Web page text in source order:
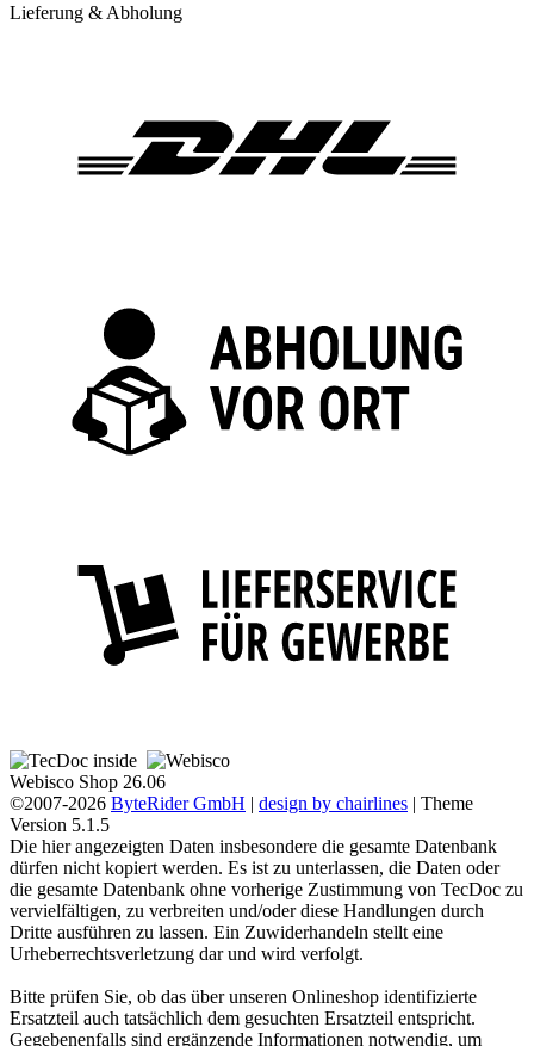
Lieferung & Abholung
Webisco Shop 26.06
©2007-2026 ByteRider GmbH | design by chairlines | Theme
Version 5.1.5
Die hier angezeigten Daten insbesondere die gesamte Datenbank
dürfen nicht kopiert werden. Es ist zu unterlassen, die Daten oder
die gesamte Datenbank ohne vorherige Zustimmung von TecDoc zu
vervielfältigen, zu verbreiten und/oder diese Handlungen durch
Dritte ausführen zu lassen. Ein Zuwiderhandeln stellt eine
Urheberrechtsverletzung dar und wird verfolgt.
Bitte prüfen Sie, ob das über unseren Onlineshop identifizierte
Ersatzteil auch tatsächlich dem gesuchten Ersatzteil entspricht.
Gegebenenfalls sind ergänzende Informationen notwendig, um